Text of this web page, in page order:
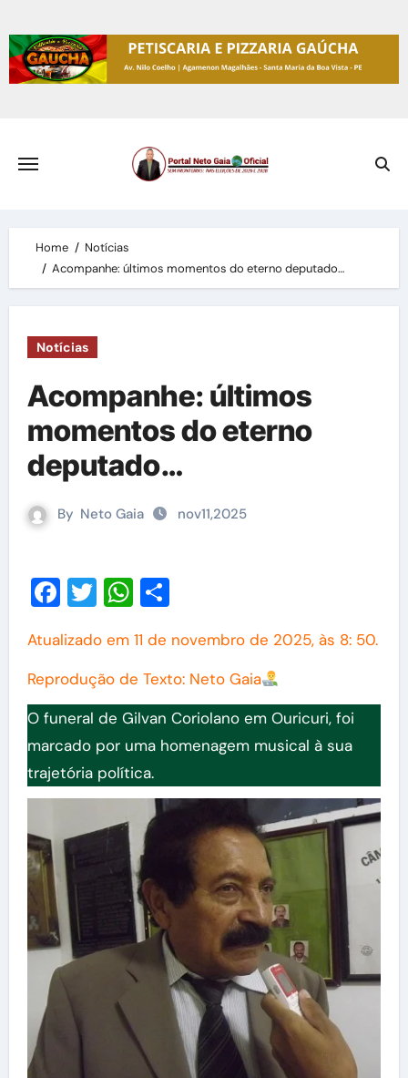
to
content
Home
Notícias
Acompanhe: últimos momentos do eterno deputado…
Notícias
Acompanhe: últimos
momentos do eterno
deputado…
By Neto Gaia nov11,2025
Facebook
TwitterWhatsApp
Share
Atualizado em 11 de novembro de 2025, às 8: 50.
Reprodução de Texto: Neto Gaia
O funeral de Gilvan Coriolano em Ouricuri, foi
marcado por uma homenagem musical à sua
trajetória política.